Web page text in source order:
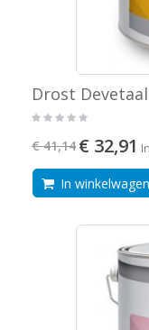
Drost
€ 41,14 € 32,91
In winkelwagen